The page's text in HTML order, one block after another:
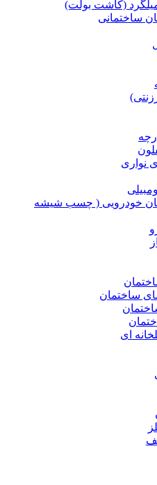
(کاشت بولت)
ساختمانی
نواری
خودرویی ( چسب شیشه
ساختمان
ای